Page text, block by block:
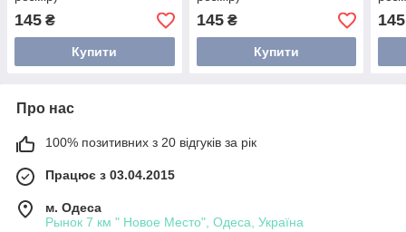
145 ₴
Купити
145₴
Купити
145
Про нас
100% позитивних з 20 відгуків за рік
Працює з 03.04.2015
м. Одеса
Рынок 7 км " Новое Место", Одеса, Україна